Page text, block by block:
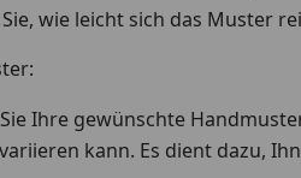
wie leicht sich das Muster
Ihre gewünschte
kann. Es dient dazu,